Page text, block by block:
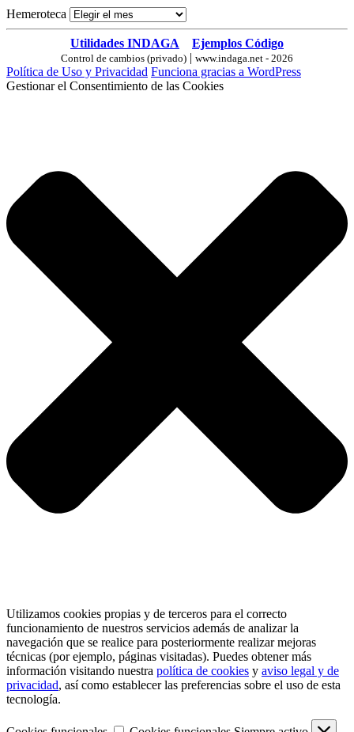
Hemeroteca
Utilidades INDAGA Ejemplos Código
Control de cambios (privado) | www.indaga.net - 2026
Política de Uso y Privacidad Funciona gracias a WordPress
Gestionar el Consentimiento de las Cookies
Utilizamos cookies propias y de terceros para el correcto
funcionamiento de nuestros servicios además de analizar la
navegación que se realice para posteriormente realizar mejoras
técnicas (por ejemplo, páginas visitadas). Puedes obtener más
información visitando nuestra política de cookies y aviso legal y de
privacidad, así como establecer las preferencias sobre el uso de esta
tecnología.